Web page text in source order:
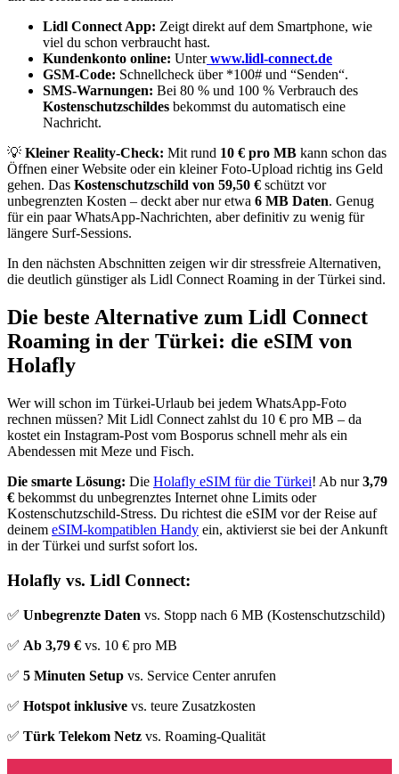
Lidl Connect App: Zeigt direkt auf dem Smartphone, wie
viel du schon verbraucht hast.
Kundenkonto online: Unter www.lidl-connect.de
GSM-Code: Schnellcheck über *100# und “Senden“.
SMS-Warnungen: Bei 80 % und 100 % Verbrauch des
Kostenschutzschildes bekommst du automatisch eine
Nachricht.
💡 Kleiner Reality-Check: Mit rund 10 € pro MB kann schon das
Öffnen einer Website oder ein kleiner Foto-Upload richtig ins Geld
gehen. Das Kostenschutzschild von 59,50 € schützt vor
unbegrenzten Kosten – deckt aber nur etwa 6 MB Daten. Genug
für ein paar WhatsApp-Nachrichten, aber definitiv zu wenig für
längere Surf-Sessions.
In den nächsten Abschnitten zeigen wir dir stressfreie Alternativen,
die deutlich günstiger als Lidl Connect Roaming in der Türkei sind.
Die beste Alternative zum Lidl Connect
Roaming in der Türkei: die eSIM von
Holafly
Wer will schon im Türkei-Urlaub bei jedem WhatsApp-Foto
rechnen müssen? Mit Lidl Connect zahlst du 10 € pro MB – da
kostet ein Instagram-Post vom Bosporus schnell mehr als ein
Abendessen mit Meze und Fisch.
Die smarte Lösung: Die Holafly eSIM für die Türkei! Ab nur3,79
€ bekommst du unbegrenztes Internet ohne Limits oder
Kostenschutzschild-Stress. Du richtest die eSIM vor der Reise auf
deinem eSIM-kompatiblen Handy ein, aktivierst sie bei der Ankunft
in der Türkei und surfst sofort los.
Holafly vs. Lidl Connect:
✅ Unbegrenzte Daten vs. Stopp nach 6 MB (Kostenschutzschild)
✅ Ab 3,79 € vs. 10 € pro MB
✅ 5 Minuten Setup vs. Service Center anrufen
✅ Hotspot inklusive vs. teure Zusatzkosten
✅ Türk Telekom Netz vs. Roaming-Qualität